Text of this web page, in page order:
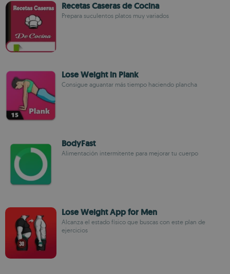
Recetas Caseras de Cocina
Prepara suculentos platos muy variados
Lose Weight in Plank
Consigue aguantar más tiempo haciendo plancha
BodyFast
Alimentación intermitente para mejorar tu cuerpo
Lose Weight App for Men
Alcanza el estado físico que buscas con este plan de
ejercicios